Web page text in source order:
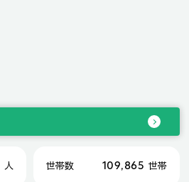
人 世帯数 109,865 世帯